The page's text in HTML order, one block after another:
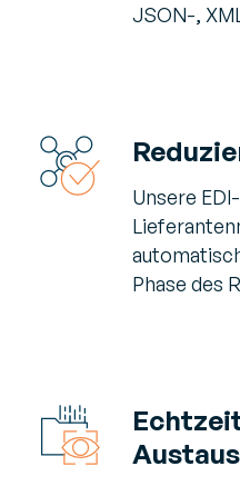
JSON-,
Unsere
Phase des